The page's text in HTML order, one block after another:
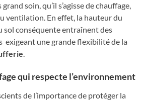
soin, qu’il s’agisse de chauffage,
ventilation. En effet, la hauteur du
sol conséquente entraînent des
exigeant une grande flexibilité de la
.
qui respecte l’environnement
de l’importance de protéger la